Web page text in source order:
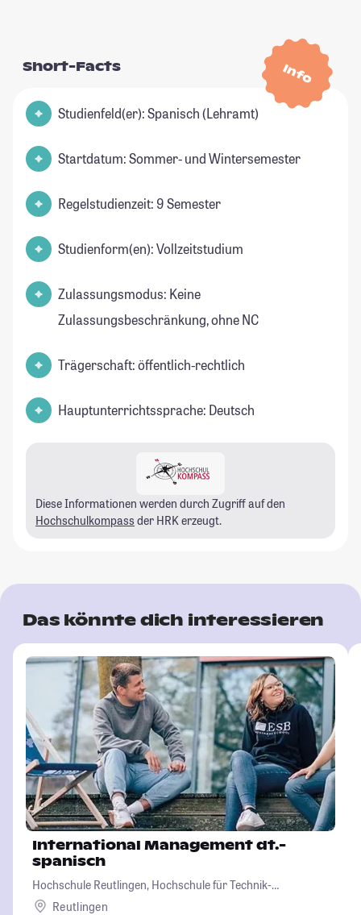
Info
Short-Facts
Studienfeld(er): Spanisch (Lehramt)
Startdatum: Sommer- und Wintersemester
Regelstudienzeit: 9 Semester
Studienform(en): Vollzeitstudium
Zulassungsmodus: Keine
Zulassungsbeschränkung, ohne NC
Trägerschaft: öffentlich-rechtlich
Hauptunterrichtssprache: Deutsch
Diese Informationen werden durch Zugriff auf den
Hochschulkompass der HRK erzeugt.
Das könnte dich interessieren
International Management dt.-
spanisch
Hochschule Reutlingen, Hochschule für Technik-
Wirtschaft-Informatik-Design
Reutlingen